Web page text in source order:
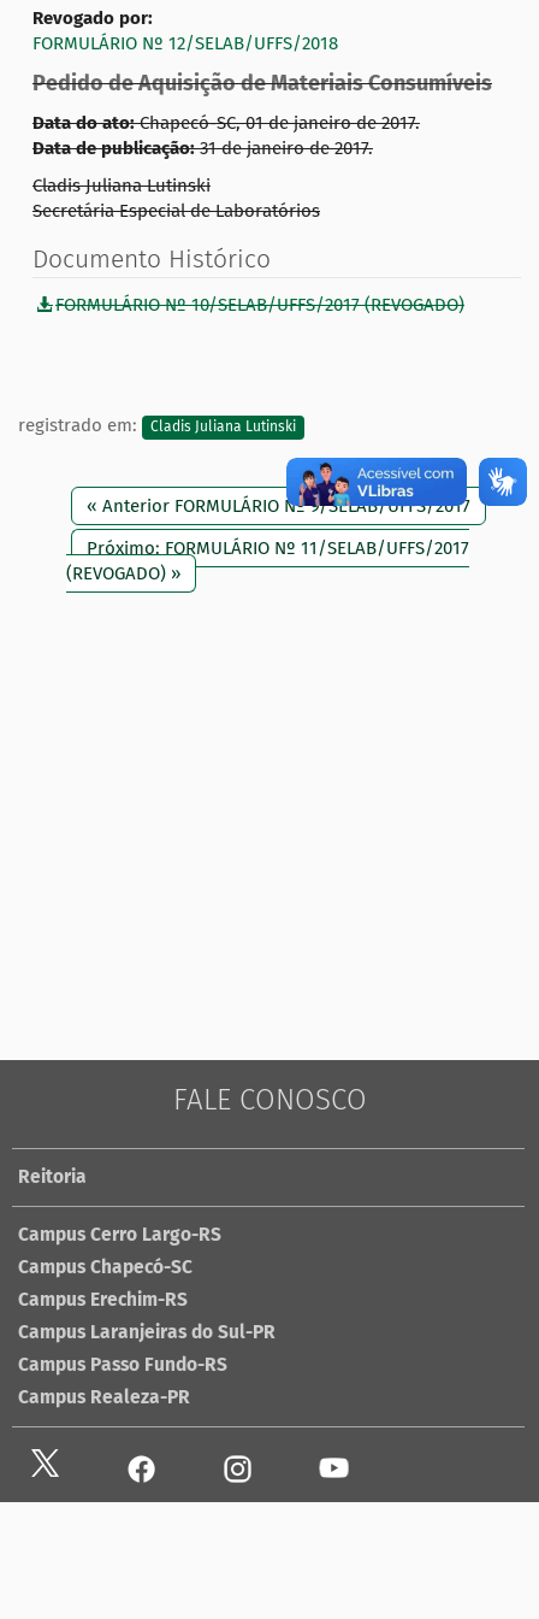
Revogado por:
FORMULÁRIO Nº 12/SELAB/UFFS/2018
Pedido de Aquisição de Materiais Consumíveis
Data do ato: Chapecó-SC, 01 de janeiro de 2017.
Data de publicação:31 de janeiro de 2017.
Cladis Juliana Lutinski
Secretária Especial de Laboratórios
Documento Histórico
FORMULÁRIO Nº 10/SELAB/UFFS/2017 (REVOGADO)
registrado em: Cladis Juliana Lutinski
« Anterior FORMULÁRIO Nº 9/SELAB/UFFS/2017
Próximo: FORMULÁRIO Nº 11/SELAB/UFFS/2017
(REVOGADO) »
FALE CONOSCO
Reitoria
Campus Cerro Largo-RS
Campus Chapecó-SC
Campus Erechim-RS
Campus Laranjeiras do Sul-PR
Campus Passo Fundo-RS
Campus Realeza-PR